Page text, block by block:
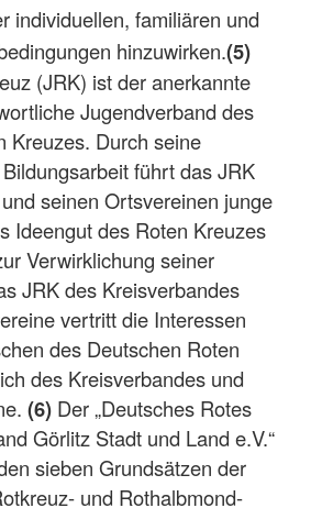
individuellen, familiären und
hinzuwirken.(5)
(JRK) ist der anerkannte
Jugendverband des
Kreuzes. Durch seine
führt das JRK
seinen Ortsvereinen junge
Ideengut des Roten Kreuzes
Verwirklichung seiner
JRK des Kreisverbandes
vertritt die Interessen
des Deutschen Roten
des Kreisverbandes und
(6) Der „Deutsches Rotes
Görlitz Stadt und Land e.V.“
sieben Grundsätzen der
und Rothalbmond-